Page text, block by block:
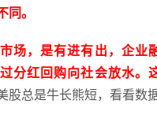
。
场，是有进有出，企业
分红回购向社会放水。
股总是牛长熊短，看看数